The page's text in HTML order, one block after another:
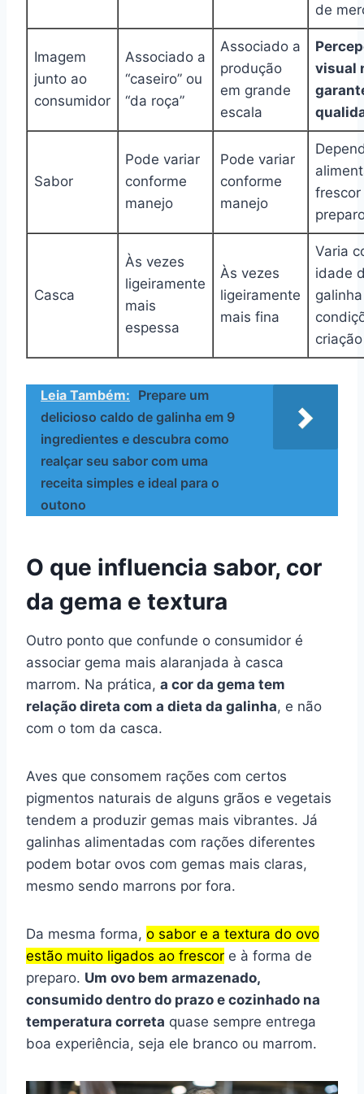
de
Imagem
junto ao
consumidor
Associado a
“caseiro” ou
“da roça”
Associado a
produção
em grande
escala
visual
Sabor
Pode variar
conforme
manejo
Pode variar
conforme
manejo
frescor
Casca
Às vezes
ligeiramente
mais
espessa
Às vezes
ligeiramente
mais fina
Varia
idade
criação
Leia Também: Prepare um
delicioso caldo de galinha em 9
ingredientes e descubra como
realçar seu sabor com uma
receita simples e ideal para o
outono
O que influencia sabor, cor
da gema e textura
Outro ponto que confunde o consumidor é
associar gema mais alaranjada à casca
marrom. Na prática, a cor da gema tem
relação direta com a dieta da galinha, e não
com o tom da casca.
Aves que consomem rações com certos
pigmentos naturais de alguns grãos e vegetais
tendem a produzir gemas mais vibrantes. Já
galinhas alimentadas com rações diferentes
podem botar ovos com gemas mais claras,
mesmo sendo marrons por fora.
Da mesma forma, o sabor e a textura do ovo
estão muito ligados ao frescor e à forma de
preparo. Um ovo bem armazenado,
consumido dentro do prazo e cozinhado na
temperatura correta quase sempre entrega
boa experiência, seja ele branco ou marrom.